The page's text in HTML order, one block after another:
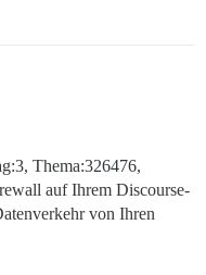
Thema:326476,
auf Ihrem Discourse-
von Ihren